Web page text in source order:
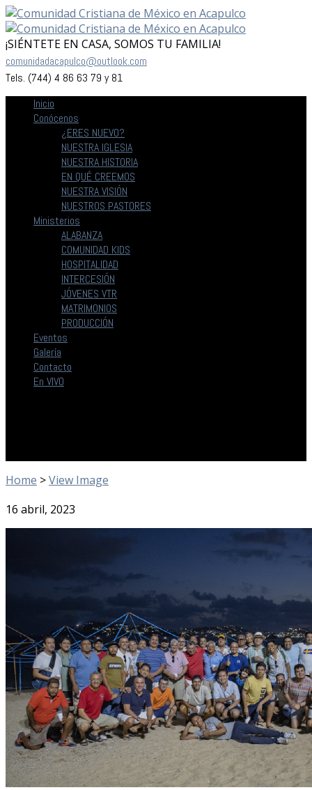
¡SIÉNTETE EN CASA, SOMOS TU FAMILIA!
comunidadacapulco@outlook.com
Tels. (744) 4 86 63 79 y 81
Inicio
Conócenos
¿ERES NUEVO?
NUESTRA IGLESIA
NUESTRA HISTORIA
EN QUÉ CREEMOS
NUESTRA VISIÓN
NUESTROS PASTORES
Ministerios
ALABANZA
COMUNIDAD KIDS
HOSPITALIDAD
INTERCESIÓN
JÓVENES VTR
MATRIMONIOS
PRODUCCIÓN
Eventos
Galería
Contacto
En VIVO
Home >View Image
16 abril, 2023